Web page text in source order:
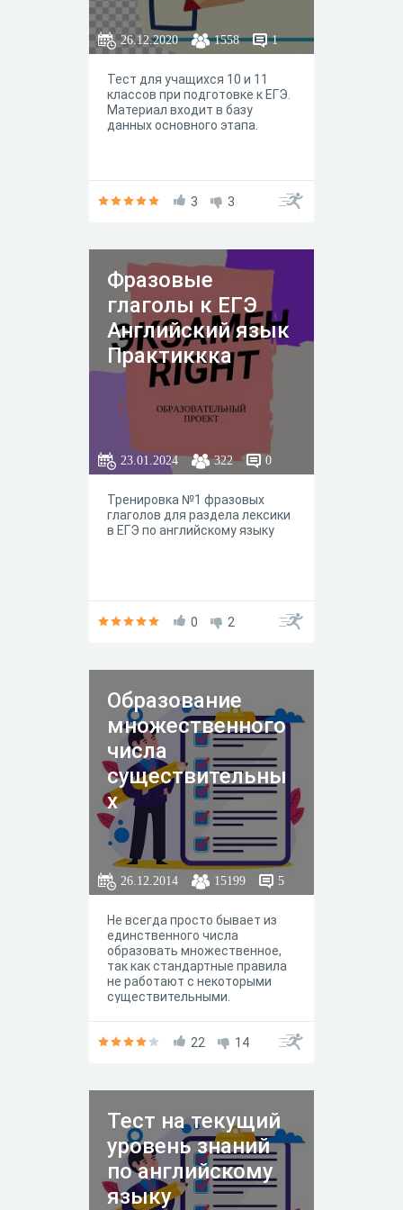
26.12.2020 1558 1
Тест для учащихся 10 и 11
классов при подготовке к ЕГЭ.
Материал входит в базу
данных основного этапа.
3 3
Фразовые
глаголы к ЕГЭ
Английский язык
Практиккка
23.01.2024 322 0
Тренировка №1 фразовых
глаголов для раздела лексики
в ЕГЭ по английскому языку
0 2
Образование
множественного
числа
существительны
х
26.12.2014 15199 5
Не всегда просто бывает из
единственного числа
образовать множественное,
так как стандартные правила
не работают с некоторыми
существительными.
22 14
Тест на текущий
уровень знаний
по английскому
языку